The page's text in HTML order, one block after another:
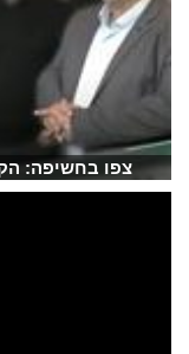
צפו בחשיפה: הקשר בין